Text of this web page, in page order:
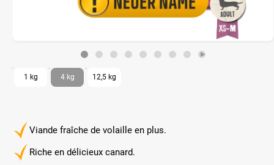
Viande fraîche de volaille en plus.
Riche en délicieux canard.
1 kg 4 kg 12,5 kg